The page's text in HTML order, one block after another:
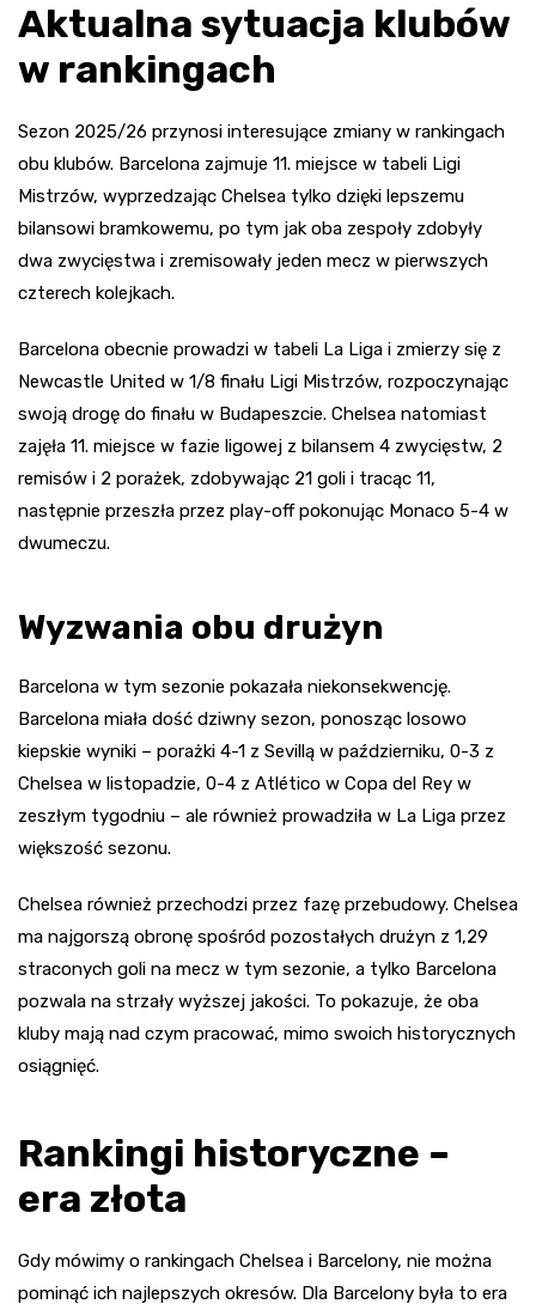
Aktualna sytuacja klubów
w rankingach
Sezon 2025/26 przynosi interesujące zmiany w rankingach
obu klubów. Barcelona zajmuje 11. miejsce w tabeli Ligi
Mistrzów, wyprzedzając Chelsea tylko dzięki lepszemu
bilansowi bramkowemu, po tym jak oba zespoły zdobyły
dwa zwycięstwa i zremisowały jeden mecz w pierwszych
czterech kolejkach.
Barcelona obecnie prowadzi w tabeli La Liga i zmierzy się z
Newcastle United w 1/8 finału Ligi Mistrzów, rozpoczynając
swoją drogę do finału w Budapeszcie. Chelsea natomiast
zajęła 11. miejsce w fazie ligowej z bilansem 4 zwycięstw, 2
remisów i 2 porażek, zdobywając 21 goli i tracąc 11,
następnie przeszła przez play-off pokonując Monaco 5-4 w
dwumeczu.
Wyzwania obu drużyn
Barcelona w tym sezonie pokazała niekonsekwencję.
Barcelona miała dość dziwny sezon, ponosząc losowo
kiepskie wyniki – porażki 4-1 z Sevillą w październiku, 0-3 z
Chelsea w listopadzie, 0-4 z Atlético w Copa del Rey w
zeszłym tygodniu – ale również prowadziła w La Liga przez
większość sezonu.
Chelsea również przechodzi przez fazę przebudowy. Chelsea
ma najgorszą obronę spośród pozostałych drużyn z 1,29
straconych goli na mecz w tym sezonie, a tylko Barcelona
pozwala na strzały wyższej jakości. To pokazuje, że oba
kluby mają nad czym pracować, mimo swoich historycznych
osiągnięć.
Rankingi historyczne –
era złota
Gdy mówimy o rankingach Chelsea i Barcelony, nie można
pominąć ich najlepszych okresów. Dla Barcelony była to era